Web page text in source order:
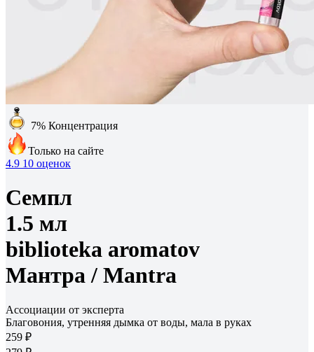
7% Концентрация
Только на сайте
4.9 10 оценок
Семпл
1.5 мл
biblioteka aromatov
Мантра / Mantra
Ассоциации от эксперта
Благовония, утренняя дымка от воды, мала в руках
259 ₽